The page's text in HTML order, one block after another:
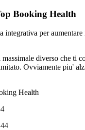
Booking Health
integrativa per
diverso che ti
Ovviamente piu'
Health